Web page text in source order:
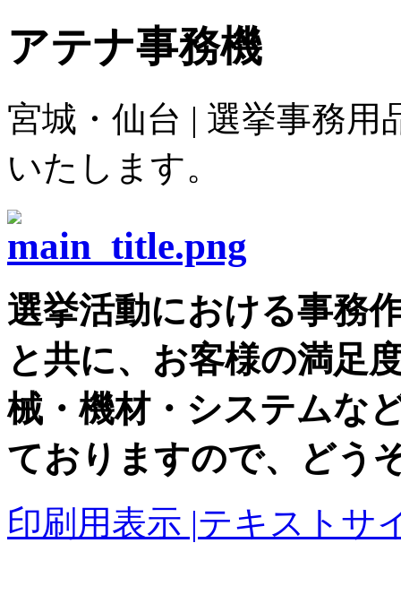
アテナ事務機
宮城・仙台 | 選挙事務
いたします。
選挙活動における事務
と共に、お客様の満足
械・機材・システムな
ておりますので、どう
印刷用表示 |テキストサ